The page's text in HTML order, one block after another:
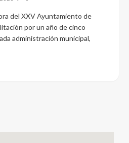
del XXV Ayuntamiento de
por un año de cinco
administración municipal,